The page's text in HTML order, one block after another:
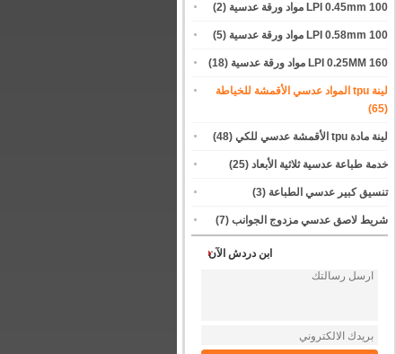
100 LPI 0.45mm مواد ورقة عدسية (2)
100 LPI 0.58mm مواد ورقة عدسية (5)
160 LPI 0.25MM مواد ورقة عدسية (18)
لينة tpu المواد عدسي الأقمشة للخياطة
(65)
لينة مادة tpu الأقمشة عدسي للكي (48)
خدمة طباعة عدسية ثلاثية الأبعاد (25)
تنسيق كبير عدسي الطباعة (3)
شريط لاصق عدسي مزدوج الجوانب (7)
ابن دردش الآن